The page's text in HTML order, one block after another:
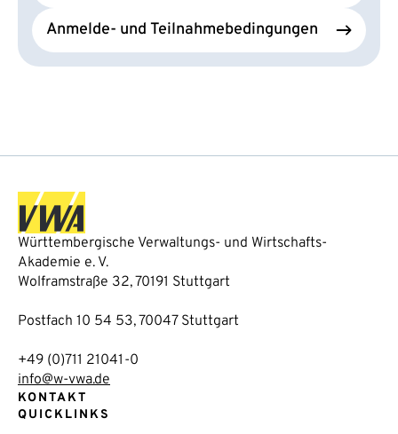
Anmelde- und Teilnahmebedingungen
Württembergische Verwaltungs- und Wirtschafts-
Akademie e. V.
Wolframstraße 32, 70191 Stuttgart
Postfach 10 54 53, 70047 Stuttgart
+49 (0)711 21041-0
info@w-vwa.de
KONTAKT
QUICKLINKS